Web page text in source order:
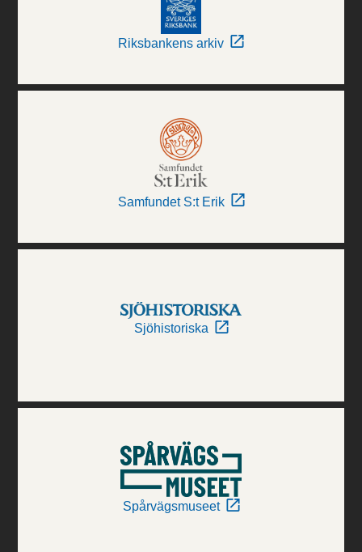
Riksbankens arkiv
Samfundet S:t Erik
Sjöhistoriska
Spårvägsmuseet